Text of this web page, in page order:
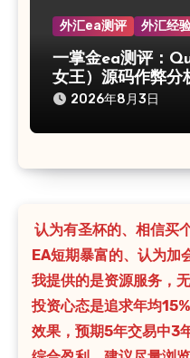
外汇ea测评 外汇经
一掌金ea测评：
女王）源码作弊分
2026年8月3日
认为有圣杯的、相信买
EA短期暴富的、认为加
我提供的是资源服务，
投资心态是追求年均
效果，预期5年交易中3